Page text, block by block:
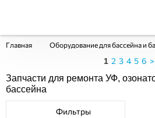
Главная Оборудование для бассейна и
1 2 3 4 5 6 >
Запчасти для ремонта УФ,
бассейна
Фильтры